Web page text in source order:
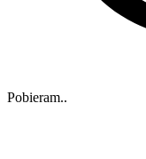
Pobieram..